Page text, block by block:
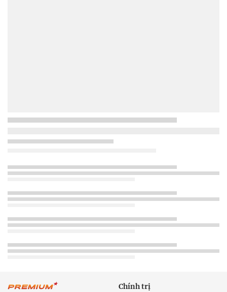
Chính trị